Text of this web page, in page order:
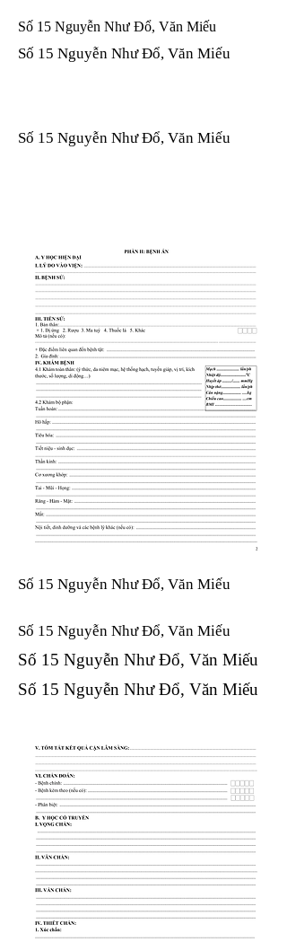
Số 15 Nguyễn Như Đổ, Văn Miếu
Số 15 Nguyễn Như Đổ, Văn Miếu
Số 15 Nguyễn Như Đổ, Văn Miếu
Số 15 Nguyễn Như Đổ, Văn Miếu
Số 15 Nguyễn Như Đổ, Văn Miếu​​​​
Số 15 Nguyễn Như Đổ, Văn Miếu​​​​
Số 15 Nguyễn Như Đổ, Văn Miếu​​​​